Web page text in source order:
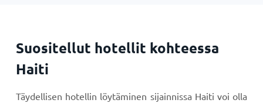
Suositellut hotellit kohteessa
Haiti
Täydellisen hotellin löytäminen sijainnissa Haiti voi olla